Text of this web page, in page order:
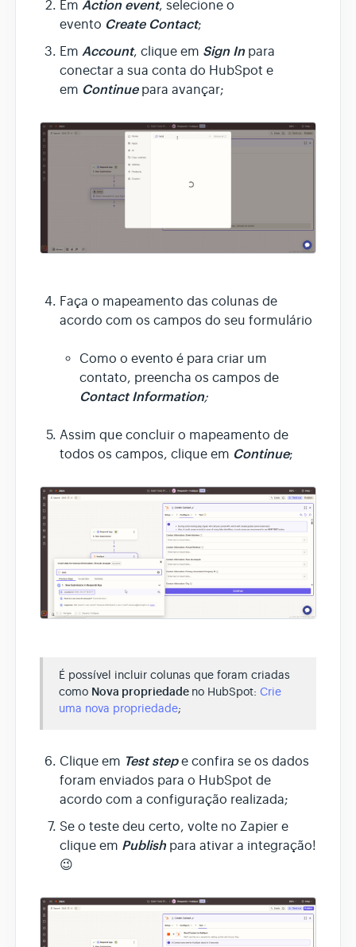
Em Action event, selecione o
evento Create Contact;
Em Account, clique em Sign In para
conectar a sua conta do HubSpot e
em Continuepara avançar;
Faça o mapeamento das colunas de
acordo com os campos do seu formulário
Como o evento é para criar um
contato, preencha os campos de
Contact Information;
Assim que concluir o mapeamento de
todos os campos, clique em Continue;
É possível incluir colunas que foram criadas
como Nova propriedade no HubSpot: Crie
uma nova propriedade;
Clique em Test stepe confira se os dados
foram enviados para o HubSpot de
acordo com a configuração realizada;
Se o teste deu certo, volte no Zapier e
clique em Publishpara ativar a integração!
😉